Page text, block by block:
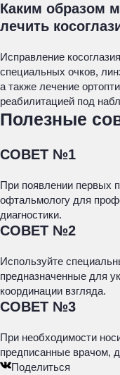
Каким образом
лечить
Исправление
специальных очков,
а также лечение
реабилитацией под
Полезные
СОВЕТ №1
При появлении первых
офтальмологу для
диагностики.
СОВЕТ №2
Используйте
предназначенные для
координации взгляда.
СОВЕТ №3
При необходимости
предписанные врачом,
Поделиться